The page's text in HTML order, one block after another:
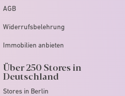
AGB
Widerrufsbelehrung
Immobilien anbieten
Über 250 Stores in
Deutschland
Stores in Berlin